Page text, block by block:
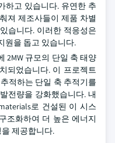
하고 있습니다. 유연한 추
져 제조사들이 제품 차별
습니다. 이러한 적응성은
원을 돕고 있습니다.
2MW 규모의 단일 축 태양
되었습니다. 이 프로젝트
적하는 단일 축 추적기를
전량을 강화했습니다. 내
로 건설된 이 시스
조화하여 더 높은 에너지
제공합니다.